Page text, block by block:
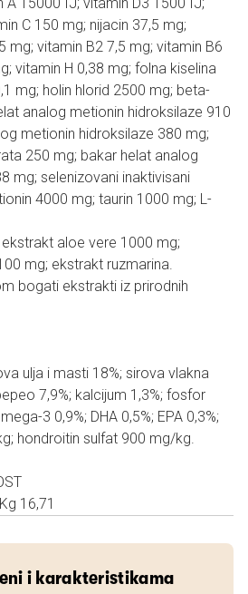
C 150 mg; nijacin 37,5 mg;
mg; vitamin B2 7,5 mg; vitamin B6
vitamin H 0,38 mg; folna kiselina
mg; holin hlorid 2500 mg; beta-
analog metionin hidroksilaze 910
metionin hidroksilaze 380 mg;
250 mg; bakar helat analog
mg; selenizovani inaktivisani
4000 mg; taurin 1000 mg; L-
aloe vere 1000 mg;
mg; ekstrakt ruzmarina.
bogati ekstrakti iz prirodnih
ulja i masti 18%; sirova vlakna
7,9%; kalcijum 1,3%; fosfor
3 0,9%; DHA 0,5%; EPA 0,3%;
hondroitin sulfat 900 mg/kg.
16,71
i karakteristikama